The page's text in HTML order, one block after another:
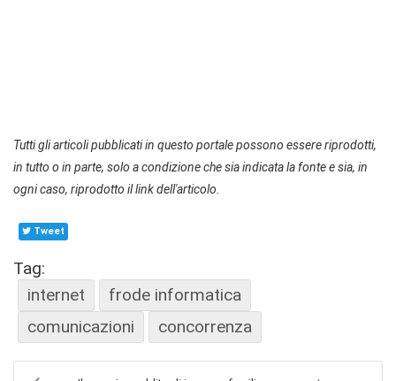
Tutti gli articoli pubblicati in questo portale possono essere riprodotti,
in tutto o in parte, solo a condizione che sia indicata la fonte e sia, in
ogni caso, riprodotto il link dell'articolo.
Tweet
Tag:
internet
frode informatica
comunicazioni
concorrenza